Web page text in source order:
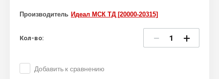
Производитель Идеал МСК ТД [20000-20315]
Кол-во: − +
Добавить к сравнению